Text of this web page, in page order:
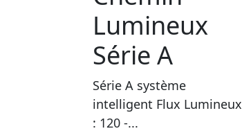
Lumineux
Série A
Série A système
intelligent Flux Lumineux
: 120 -...